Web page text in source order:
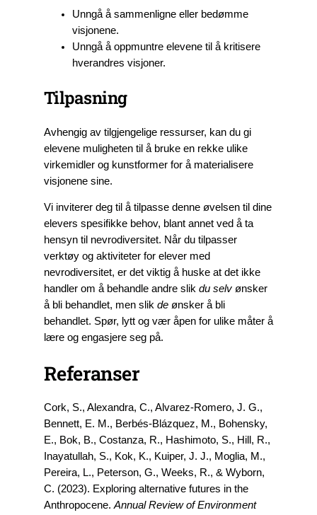
Unngå å sammenligne eller bedømme
visjonene.
Unngå å oppmuntre elevene til å kritisere
hverandres visjoner.
Tilpasning
Avhengig av tilgjengelige ressurser, kan du gi
elevene muligheten til å bruke en rekke ulike
virkemidler og kunstformer for å materialisere
visjonene sine.
Vi inviterer deg til å tilpasse denne øvelsen til dine
elevers spesifikke behov, blant annet ved å ta
hensyn til nevrodiversitet. Når du tilpasser
verktøy og aktiviteter for elever med
nevrodiversitet, er det viktig å huske at det ikke
handler om å behandle andre slik du selv ønsker
å bli behandlet, men slik de ønsker å bli
behandlet. Spør, lytt og vær åpen for ulike måter å
lære og engasjere seg på.
Referanser
Cork, S., Alexandra, C., Alvarez-Romero, J. G.,
Bennett, E. M., Berbés-Blázquez, M., Bohensky,
E., Bok, B., Costanza, R., Hashimoto, S., Hill, R.,
Inayatullah, S., Kok, K., Kuiper, J. J., Moglia, M.,
Pereira, L., Peterson, G., Weeks, R., & Wyborn,
C. (2023). Exploring alternative futures in the
Anthropocene.Annual Review of Environment